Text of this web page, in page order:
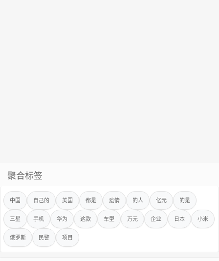
聚合标签
中国 自己的 美国 都是 疫情 的人 亿元 的是
三星 手机 华为 这款 车型 万元 企业 日本 小米
俄罗斯 民警 项目